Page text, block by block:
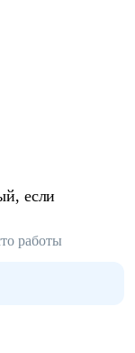
если
работы